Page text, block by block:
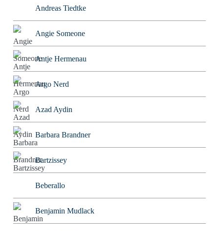
Andreas Tiedtke
Angie Someone
Antje Hermenau
Argo Nerd
Azad Aydin
Barbara Brandner
Bartzissey
Beberallo
Benjamin Mudlack